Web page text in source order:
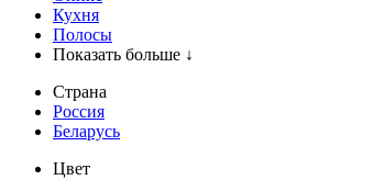
Кухня
Полосы
Показать больше ↓
Страна
Россия
Беларусь
Цвет